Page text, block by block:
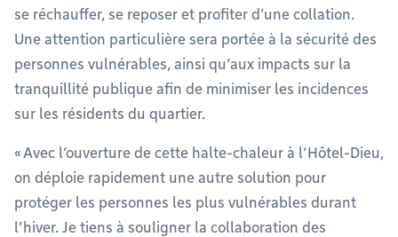
se réchauffer, se reposer et profiter d’une collation.
Une attention particulière sera portée à la sécurité des
personnes vulnérables, ainsi qu’aux impacts sur la
tranquillité publique afin de minimiser les incidences
sur les résidents du quartier.
« Avec l’ouverture de cette halte-chaleur à l’Hôtel-Dieu,
on déploie rapidement une autre solution pour
protéger les personnes les plus vulnérables durant
l’hiver. Je tiens à souligner la collaboration des